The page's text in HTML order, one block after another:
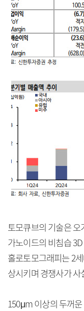
토모큐브의 기술은
가노이드의 비침습
홀로토모그래피는 2
상시키며 경쟁사가
150μm 이상의 두꺼